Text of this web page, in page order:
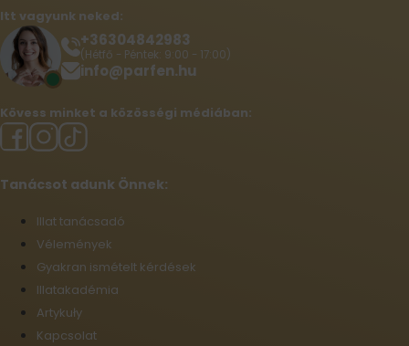
Itt vagyunk neked:
+36304842983
(Hétfő - Péntek: 9:00 - 17:00)
info@parfen.hu
Kövess minket a közösségi médiában:
Tanácsot adunk Önnek:
Illat tanácsadó
Vélemények
Gyakran ismételt kérdések
Illatakadémia
Artykuły
Kapcsolat